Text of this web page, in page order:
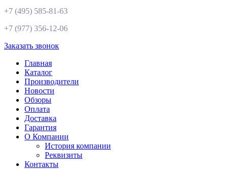
+7 (495) 585-81-63
+7 (977) 356-12-06
Заказать звонок
Главная
Каталог
Производители
Новости
Обзоры
Оплата
Доставка
Гарантия
О Компании
История компании
Реквизиты
Контакты